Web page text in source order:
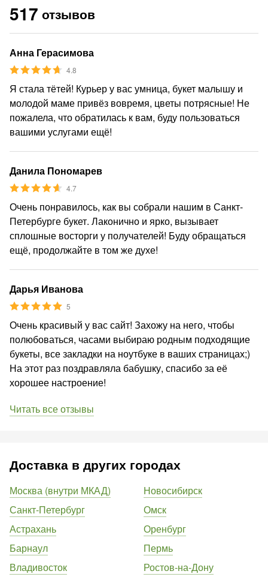
517 отзывов
Анна Герасимова
4.8
Я стала тётей! Курьер у вас умница, букет малышу и
молодой маме привёз вовремя, цветы потрясные! Не
пожалела, что обратилась к вам, буду пользоваться
вашими услугами ещё!
Данила Пономарев
4.7
Очень понравилось, как вы собрали нашим в Санкт-
Петербурге букет. Лаконично и ярко, вызывает
сплошные восторги у получателей! Буду обращаться
ещё, продолжайте в том же духе!
Дарья Иванова
5
Очень красивый у вас сайт! Захожу на него, чтобы
полюбоваться, часами выбираю родным подходящие
букеты, все закладки на ноутбуке в ваших страницах;)
На этот раз поздравляла бабушку, спасибо за её
хорошее настроение!
Читать все отзывы
Доставка в других городах
Москва (внутри МКАД)
Санкт-Петербург
Астрахань
Барнаул
Владивосток
Новосибирск
Омск
Оренбург
Пермь
Ростов-на-Дону